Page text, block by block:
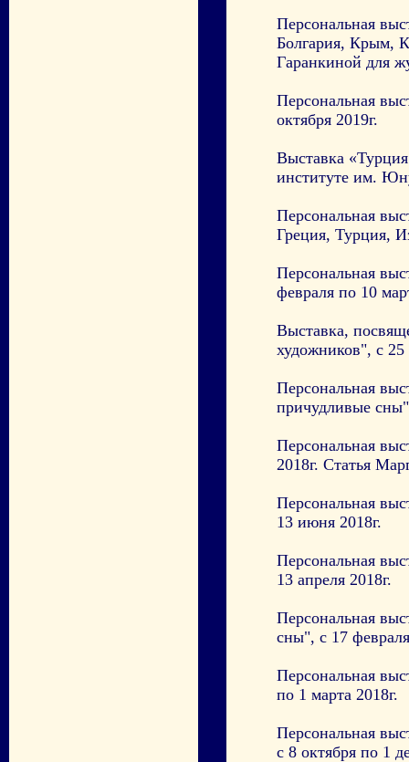
Персональная
Болгария, Крым,
Гаранкиной для
Персональная
октября 2019г.
Выставка
институте им.
Персональная
Греция, Турция,
Персональная
февраля по 10
Выставка,
художников", с 25
Персональная
причудливые
Персональная
2018г. Статья
Персональная
13 июня 2018г.
Персональная
13 апреля 2018г.
Персональная
сны", с 17
Персональная
по 1 марта 2018г.
Персональная
с 8 октября по 1